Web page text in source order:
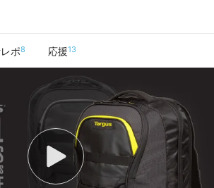
ポ8 応援13